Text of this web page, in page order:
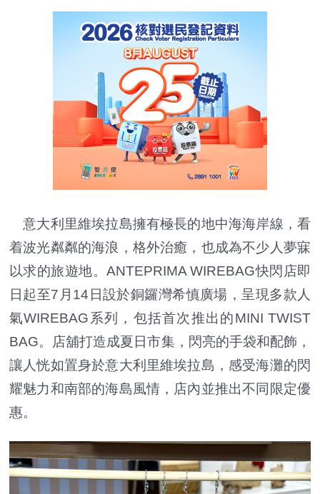
意大利里維埃拉島擁有極長的地中海海岸線，看
着波光粼粼的海浪，格外治癒，也成為不少人夢寐
以求的旅遊地。ANTEPRIMA WIREBAG快閃店即
日起至7月14日設於銅鑼灣希慎廣場，呈現多款人
氣WIREBAG系列，包括首次推出的MINI TWIST
BAG。店舖打造成夏日市集，閃亮的手袋和配飾，
讓人恍如置身於意大利里維埃拉島，感受海灘的閃
耀魅力和南部的海島風情，店內並推出不同限定優
惠。